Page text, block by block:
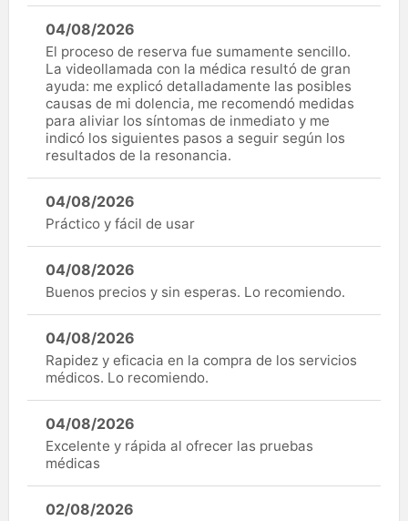
04/08/2026
El proceso de reserva fue sumamente sencillo.
La videollamada con la médica resultó de gran
ayuda: me explicó detalladamente las posibles
causas de mi dolencia, me recomendó medidas
para aliviar los síntomas de inmediato y me
indicó los siguientes pasos a seguir según los
resultados de la resonancia.
04/08/2026
Práctico y fácil de usar
04/08/2026
Buenos precios y sin esperas. Lo recomiendo.
04/08/2026
Rapidez y eficacia en la compra de los servicios
médicos. Lo recomiendo.
04/08/2026
Excelente y rápida al ofrecer las pruebas
médicas
02/08/2026